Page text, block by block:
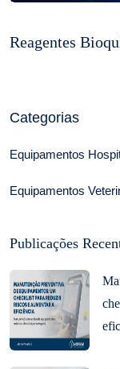
Reagentes
Categorias
Equipamentos
Equipamentos
Publicações